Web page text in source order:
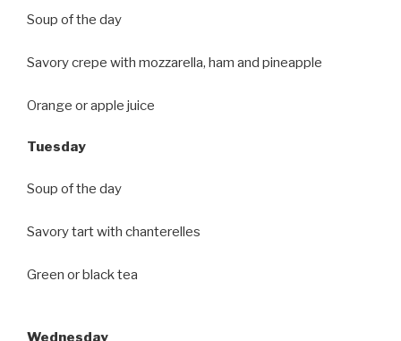
Soup of the day
Savory crepe with mozzarella, ham and pineapple
Orange or apple juice
Tuesday
Soup of the day
Savory tart with chanterelles
Green or black tea
Wednesday